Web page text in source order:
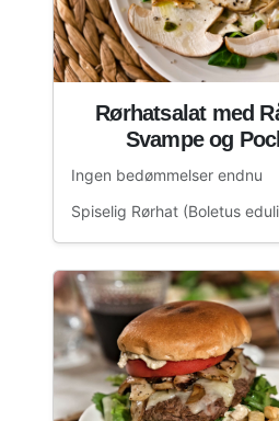
Rørhatsalat med
Svampe og
Ingen bedømmelser endnu
Spiselig Rørhat (Boletus